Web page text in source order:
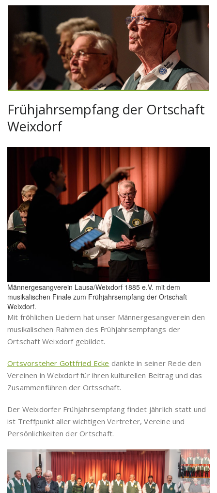
Frühjahrsempfang der Ortschaft
Weixdorf
Männergesangverein Lausa/Weixdorf 1885 e.V. mit dem
musikalischen Finale zum Frühjahrsempfang der Ortschaft
Weixdorf.
Mit fröhlichen Liedern hat unser Männergesangverein den
musikalischen Rahmen des Frühjahrsempfangs der
Ortschaft Weixdorf gebildet.
Ortsvorsteher Gottfried Ecke dankte in seiner Rede den
Vereinen in Weixdorf für ihren kulturellen Beitrag und das
Zusammenführen der Ortsschaft.
Der Weixdorfer Frühjahrsempfang findet jährlich statt und
ist Treffpunkt aller wichtigen Vertreter, Vereine und
Persönlichkeiten der Ortschaft.